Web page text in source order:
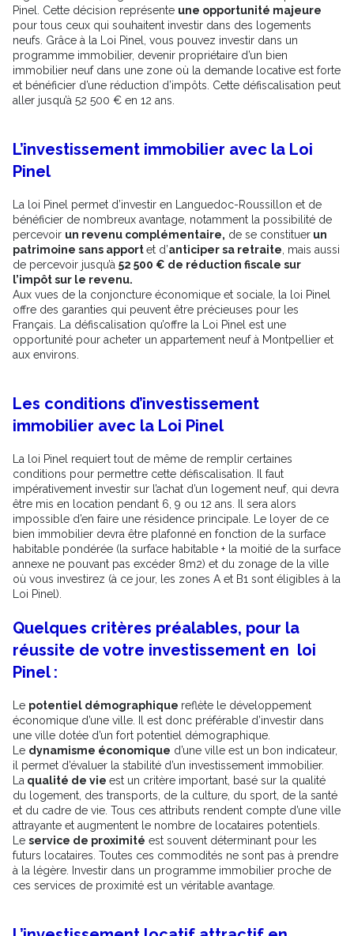
Pinel. Cette décision représente une opportunité majeure
pour tous ceux qui souhaitent investir dans des logements
neufs. Grâce à la Loi Pinel, vous pouvez investir dans un
programme immobilier, devenir propriétaire d’un bien
immobilier neuf dans une zone où la demande locative est forte
et bénéficier d’une réduction d’impôts. Cette défiscalisation peut
aller jusqu’à 52 500 € en 12 ans.
L’investissement immobilier avec la Loi
Pinel
La loi Pinel permet d’investir en Languedoc-Roussillon et de
bénéficier de nombreux avantage, notamment la possibilité de
percevoir un revenu complémentaire, de se constituer un
patrimoine sans apportet d’anticiper sa retraite , mais aussi
de percevoir jusqu’à 52 500 € de réduction fiscale sur
l’impôt sur le revenu.
Aux vues de la conjoncture économique et sociale, la loi Pinel
offre des garanties qui peuvent être précieuses pour les
Français. La défiscalisation qu’offre la Loi Pinel est une
opportunité pour acheter un appartement neuf à Montpellier et
aux environs.
Les conditions d’investissement
immobilier avec la Loi Pinel
La loi Pinel requiert tout de même de remplir certaines
conditions pour permettre cette défiscalisation. Il faut
impérativement investir sur l’achat d’un logement neuf, qui devra
être mis en location pendant 6, 9 ou 12 ans. Il sera alors
impossible d’en faire une résidence principale. Le loyer de ce
bien immobilier devra être plafonné en fonction de la surface
habitable pondérée (la surface habitable + la moitié de la surface
annexe ne pouvant pas excéder 8m2) et du zonage de la ville
où vous investirez (à ce jour, les zones A et B1 sont éligibles à la
Loi Pinel).
Quelques critères préalables, pour la
réussite de votre investissement en loi
Pinel :
Le potentiel démographique reflète le développement
économique d’une ville. Il est donc préférable d’investir dans
une ville dotée d’un fort potentiel démographique.
Le dynamisme économique d’une ville est un bon indicateur,
il permet d’évaluer la stabilité d’un investissement immobilier.
La qualité de vie est un critère important, basé sur la qualité
du logement, des transports, de la culture, du sport, de la santé
et du cadre de vie. Tous ces attributs rendent compte d’une ville
attrayante et augmentent le nombre de locataires potentiels.
Le service de proximité est souvent déterminant pour les
futurs locataires. Toutes ces commodités ne sont pas à prendre
à la légère. Investir dans un programme immobilier proche de
ces services de proximité est un véritable avantage.